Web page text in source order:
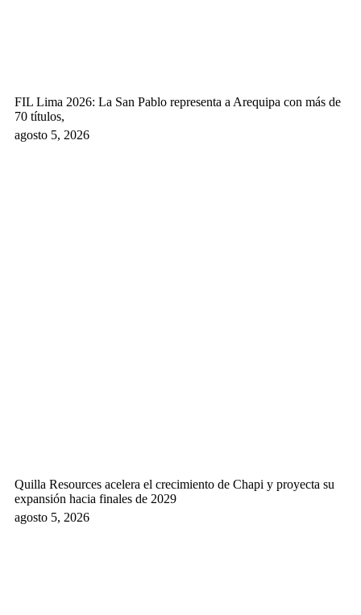
FIL Lima 2026: La San Pablo representa a Arequipa con más de
70 títulos,
agosto 5, 2026
Quilla Resources acelera el crecimiento de Chapi y proyecta su
expansión hacia finales de 2029
agosto 5, 2026